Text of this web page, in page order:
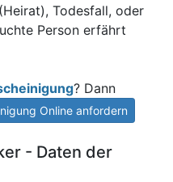
Todesfall, oder
Person erfährt
? Dann
Online anfordern
- Daten der